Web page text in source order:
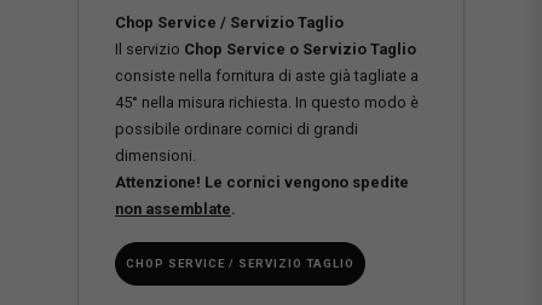
Chop Service / Servizio Taglio
Il servizio Chop Service o Servizio Taglio
consiste nella fornitura di aste già tagliate a
45° nella misura richiesta. In questo modo è
possibile ordinare cornici di grandi
dimensioni.
Attenzione! Le cornici vengono spedite
non assemblate
CHOP SERVICE / SERVIZIO TAGLIO